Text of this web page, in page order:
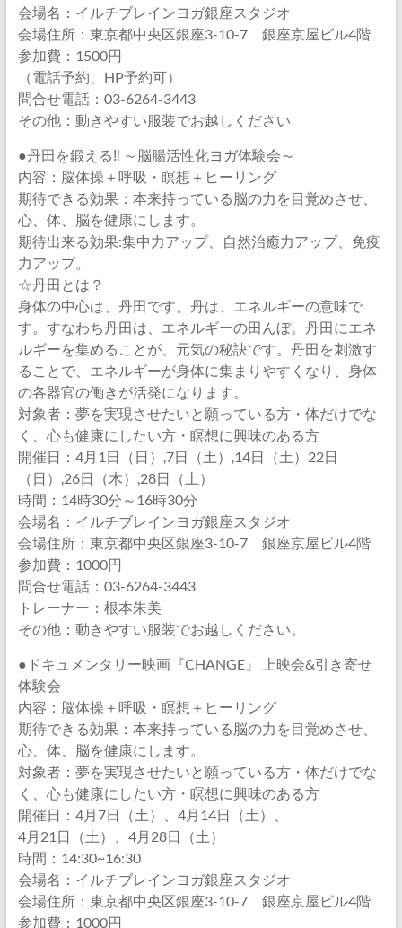
会場名：イルチブレインヨガ銀座スタジオ
会場住所：東京都中央区銀座3-10-7 銀座京屋ビル4階
参加費：1500円
（電話予約、HP予約可）
問合せ電話：03-6264-3443
その他：動きやすい服装でお越しください
●丹田を鍛える‼︎ ～脳腸活性化ヨガ体験会～
内容：脳体操＋呼吸・瞑想＋ヒーリング
期待できる効果：本来持っている脳の力を目覚めさせ、
心、体、脳を健康にします。
期待出来る効果:集中力アップ、自然治癒力アップ、免疫
力アップ。
☆丹田とは？
身体の中心は、丹田です。丹は、エネルギーの意味で
す。すなわち丹田は、エネルギーの田んぼ。丹田にエネ
ルギーを集めることが、元気の秘訣です。丹田を刺激す
ることで、エネルギーが身体に集まりやすくなり、身体
の各器官の働きが活発になります。
対象者：夢を実現させたいと願っている方・体だけでな
く、心も健康にしたい方・瞑想に興味のある方
開催日：4月1日（日）,7日（土）,14日（土）22日
（日）,26日（木）,28日（土）
時間：14時30分～16時30分
会場名：イルチブレインヨガ銀座スタジオ
会場住所：東京都中央区銀座3-10-7 銀座京屋ビル4階
参加費：1000円
問合せ電話：03-6264-3443
トレーナー：根本朱美
その他：動きやすい服装でお越しください。
●ドキュメンタリー映画『CHANGE』 上映会&引き寄せ
体験会
内容：脳体操＋呼吸・瞑想＋ヒーリング
期待できる効果：本来持っている脳の力を目覚めさせ、
心、体、脳を健康にします。
対象者：夢を実現させたいと願っている方・体だけでな
く、心も健康にしたい方・瞑想に興味のある方
開催日：4月7日（土）、4月14日（土）、
4月21日（土）、4月28日（土）
時間：14:30~16:30
会場名：イルチブレインヨガ銀座スタジオ
会場住所：東京都中央区銀座3-10-7 銀座京屋ビル4階
参加費：1000円